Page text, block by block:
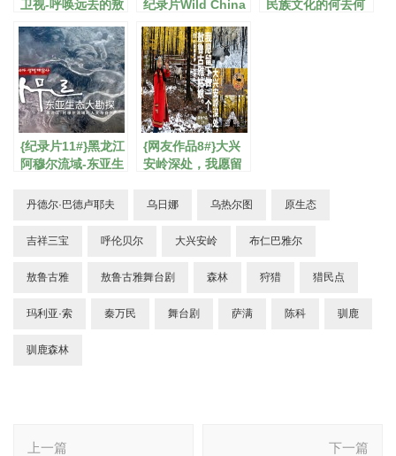
卫视-呼唤远去的敖
纪录片Wild China
民族文化的何去何
{纪录片11#}黑龙江
阿穆尔流域-东亚生
{网友作品8#}大兴
安岭深处，我愿留
姑娘。
丹德尔·巴德卢耶夫 乌日娜 乌热尔图 原生态
吉祥三宝 呼伦贝尔 大兴安岭 布仁巴雅尔
敖鲁古雅 敖鲁古雅舞台剧 森林 狩猎 猎民点
玛利亚·索 秦万民 舞台剧 萨满 陈科 驯鹿
驯鹿森林
上一篇 下一篇